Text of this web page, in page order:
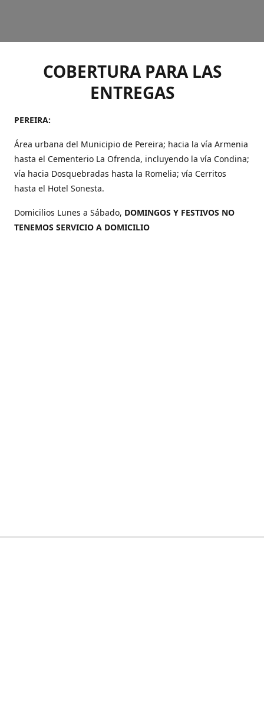
COBERTURA PARA LAS
ENTREGAS
PEREIRA:
Área urbana del Municipio de Pereira; hacia la vía Armenia
hasta el Cementerio La Ofrenda, incluyendo la vía Condina;
vía hacia Dosquebradas hasta la Romelia; vía Cerritos
hasta el Hotel Sonesta.
Domicilios Lunes a Sábado, DOMINGOS Y FESTIVOS NO
TENEMOS SERVICIO A DOMICILIO